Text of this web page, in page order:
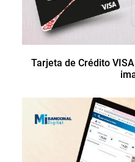
Tarjeta de Crédito